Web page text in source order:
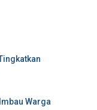
Warga